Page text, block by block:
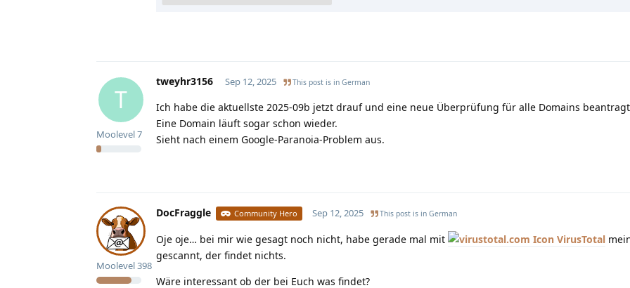
T
tweyhr3156
Moolevel7
Sep 12, 2025 This post is in German
Ich habe die aktuellste 2025-09b jetzt drauf und eine neue Überprüfung für alle Domains
Eine Domain läuft sogar schon wieder.
Sieht nach einem Google-Paranoia-Problem aus.
DocFraggle Community Hero
Moolevel398
Sep 12, 2025 This post is in German
Oje oje… bei mir wie gesagt noch nicht, habe gerade mal mit VirusTotal
gescannt, der findet nichts.
Wäre interessant ob der bei Euch was findet?